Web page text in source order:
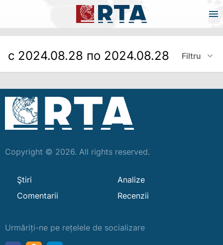
с 2024.08.28 по 2024.08.28 Filtru
Copyright © 2026. All rights reserved.
Ştiri
Analize
Comentarii
Recenzii
Urmăriți-ne pe rețelele de socializare